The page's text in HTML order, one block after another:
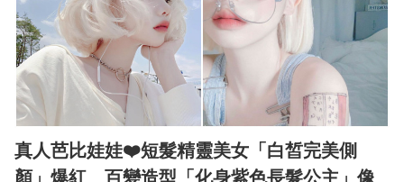
真人芭比娃娃❤️短髮精靈美女「白皙完美側
顏」爆紅 百變造型「化身紫色長髮公主」像